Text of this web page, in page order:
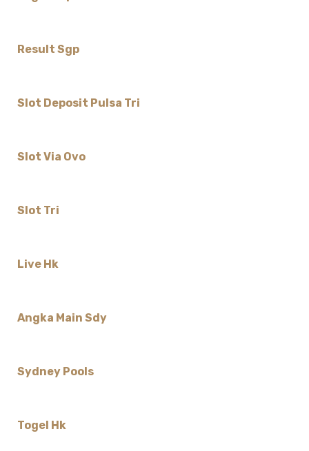
Result Sgp
Slot Deposit Pulsa Tri
Slot Via Ovo
Slot Tri
Live Hk
Angka Main Sdy
Sydney Pools
Togel Hk